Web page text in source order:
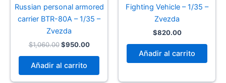
Russian personal armored
carrier BTR-80A – 1/35 –
Zvezda
$1,060.00 Original
was:
$1,060.00.
$950.00Current
Añadir al carrito
Fighting Vehicle – 1/35 –
Zvezda
$820.00
Añadir al carrito